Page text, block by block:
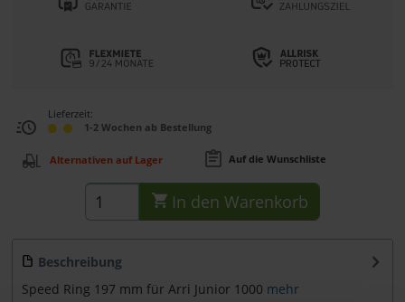
Lieferzeit:
1-2 Wochen ab Bestellung
Alternativen auf Lager Auf die Wunschliste
In den Warenkorb
Beschreibung
Speed Ring 197 mm für Arri Junior 1000 mehr